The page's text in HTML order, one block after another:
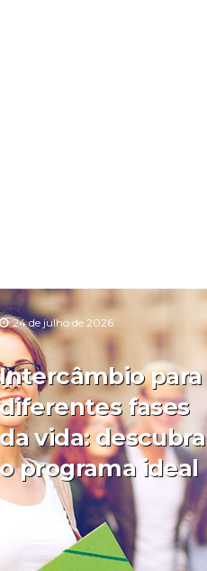
24 de julho de 2026
Intercâmbio para
diferentes fases
da vida: descubra
o programa ideal